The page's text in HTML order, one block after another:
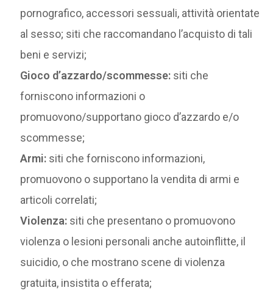
pornografico, accessori sessuali, attività orientate
al sesso; siti che raccomandano l’acquisto di tali
beni e servizi;
Gioco d’azzardo/scommesse: siti che
forniscono informazioni o
promuovono/supportano gioco d’azzardo e/o
scommesse;
Armi: siti che forniscono informazioni,
promuovono o supportano la vendita di armi e
articoli correlati;
Violenza: siti che presentano o promuovono
violenza o lesioni personali anche autoinflitte, il
suicidio, o che mostrano scene di violenza
gratuita, insistita o efferata;